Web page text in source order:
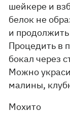
шейкере и
белок не
и
Процедить в
бокал через
Можно
малины,
Мохито